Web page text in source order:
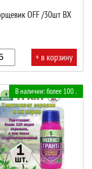
OFF /30шт ВХ
+ в корзину
В наличии: более 100 .